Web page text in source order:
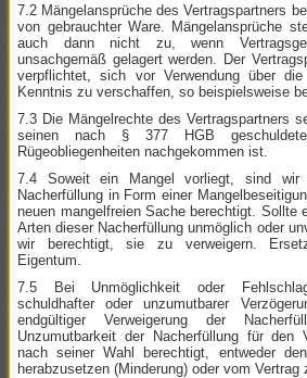
7.2 Mängelansprüche des Vertragspartners
von gebrauchter Ware. Mängelansprüche
auch dann nicht zu, wenn
unsachgemäß gelagert werden. Der
verpflichtet, sich vor Verwendung über die
Kenntnis zu verschaffen, so beispielsweise
7.3 Die Mängelrechte des Vertragspartners
seinen nach § 377 HGB
Rügeobliegenheiten nachgekommen ist.
7.4 Soweit ein Mangel vorliegt, sind wir
Nacherfüllung in Form einer
neuen mangelfreien Sache berechtigt. Sollte
Arten dieser Nacherfüllung unmöglich oder
wir berechtigt, sie zu verweigern.
Eigentum.
7.5 Bei Unmöglichkeit oder
schuldhafter oder unzumutbarer
endgültiger Verweigerung der
Unzumutbarkeit der Nacherfüllung für den
nach seiner Wahl berechtigt, entweder
herabzusetzen (Minderung) oder vom Vertrag